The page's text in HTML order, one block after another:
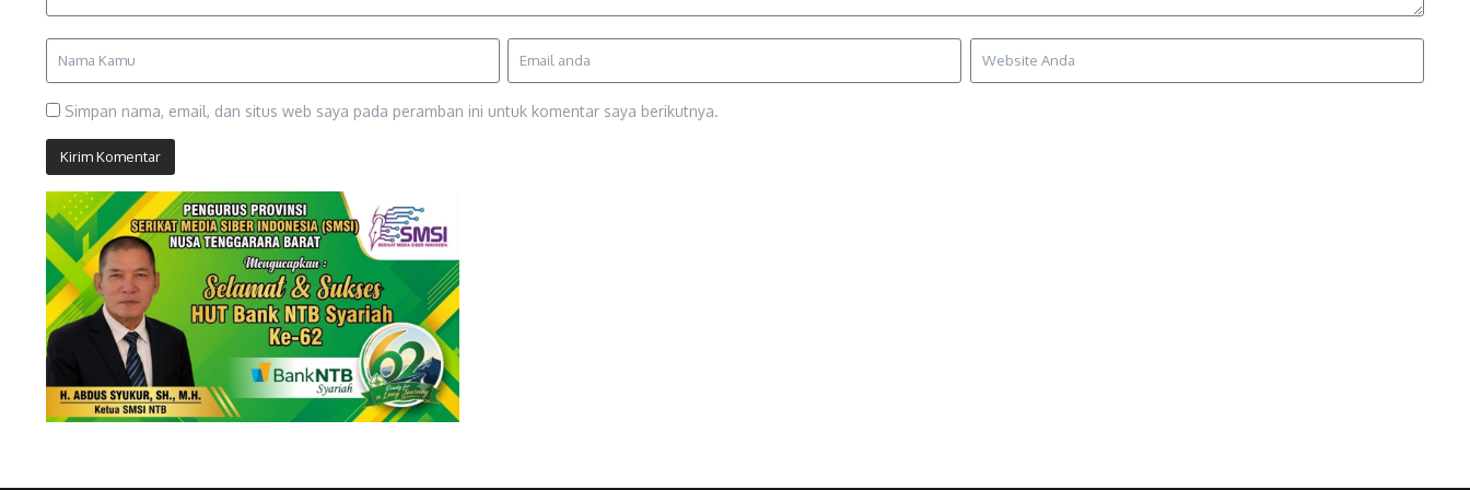
Simpan nama, email, dan situs web saya pada peramban ini untuk komentar saya berikutnya.